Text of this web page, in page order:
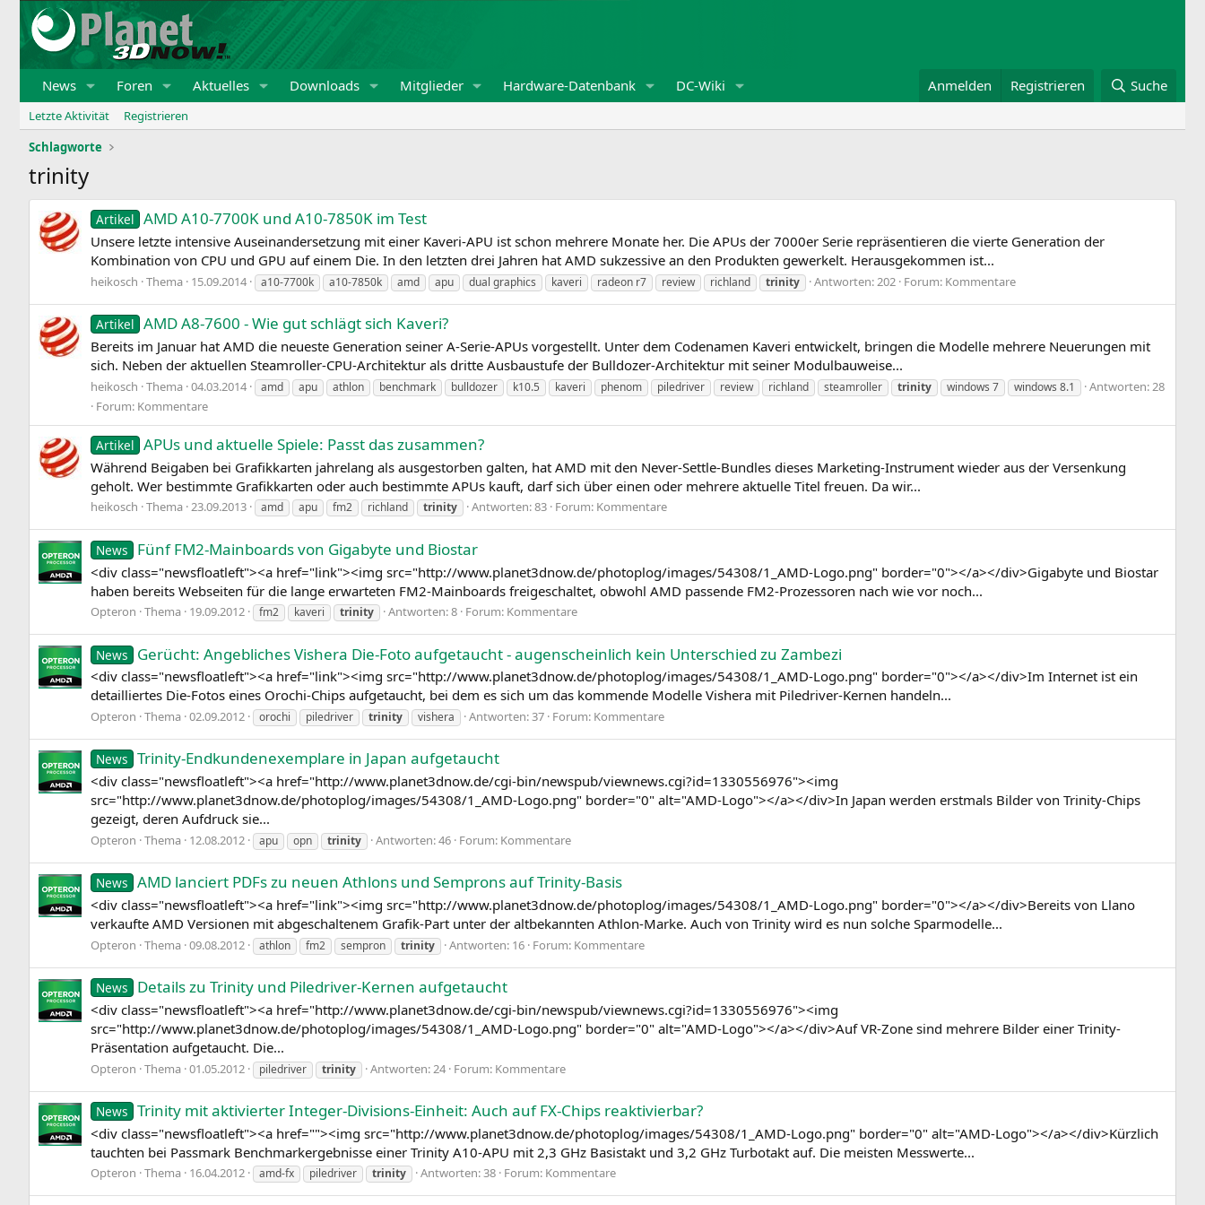
News Foren Aktuelles Downloads Mitglieder Hardware-Datenbank DC-Wiki Anmelden Registrieren Suche
Letzte Aktivität
Registrieren
Schlagworte
trinity
Artikel AMD A10-7700K und A10-7850K im Test
Unsere letzte intensive Auseinandersetzung mit einer Kaveri-APU ist schon mehrere Monate her. Die APUs der 7000er Serie repräsentieren die vierte Generation der
Kombination von CPU und GPU auf einem Die. In den letzten drei Jahren hat AMD sukzessive an den Produkten gewerkelt. Herausgekommen ist...
heikosch Thema 15.09.2014 a10-7700k a10-7850k amd apu dual graphics kaveri radeon r7 review richland trinity Antworten: 202 Forum: Kommentare
Artikel AMD A8-7600 - Wie gut schlägt sich Kaveri?
Bereits im Januar hat AMD die neueste Generation seiner A‑Serie-APUs vorgestellt. Unter dem Codenamen Kaveri entwickelt, bringen die Modelle mehrere Neuerungen mit
sich. Neben der aktuellen Steamroller-CPU-Architektur als dritte Ausbaustufe der Bulldozer-Architektur mit seiner Modulbauweise...
heikosch Thema 04.03.2014 amd apu athlon benchmark bulldozer k10.5 kaveri phenom piledriver review richland steamroller trinity windows 7 windows 8.1
Antworten: 28
Forum: Kommentare
Artikel APUs und aktuelle Spiele: Passt das zusammen?
Während Beigaben bei Grafikkarten jahrelang als ausgestorben galten, hat AMD mit den Never-Settle-Bundles dieses Marketing-Instrument wieder aus der Versenkung
geholt. Wer bestimmte Grafikkarten oder auch bestimmte APUs kauft, darf sich über einen oder mehrere aktuelle Titel freuen. Da wir...
heikosch Thema 23.09.2013 amd apu fm2 richland trinity Antworten: 83 Forum: Kommentare
News Fünf FM2-Mainboards von Gigabyte und Biostar
<div class="newsfloatleft"><a href="link"><img src="http://www.planet3dnow.de/photoplog/images/54308/1_AMD-Logo.png" border="0"></a></div>Gigabyte und Biostar
haben bereits Webseiten für die lange erwarteten FM2-Mainboards freigeschaltet, obwohl AMD passende FM2-Prozessoren nach wie vor noch...
Opteron Thema 19.09.2012 fm2 kaveri trinity Antworten: 8 Forum: Kommentare
News Gerücht: Angebliches Vishera Die-Foto aufgetaucht - augenscheinlich kein Unterschied zu Zambezi
<div class="newsfloatleft"><a href="link"><img src="http://www.planet3dnow.de/photoplog/images/54308/1_AMD-Logo.png" border="0"></a></div>Im Internet ist ein
detailliertes Die-Fotos eines Orochi-Chips aufgetaucht, bei dem es sich um das kommende Modelle Vishera mit Piledriver-Kernen handeln...
Opteron Thema 02.09.2012 orochi piledriver trinity vishera Antworten: 37 Forum: Kommentare
News Trinity-Endkundenexemplare in Japan aufgetaucht
<div class="newsfloatleft"><a href="http://www.planet3dnow.de/cgi-bin/newspub/viewnews.cgi?id=1330556976"><img
src="http://www.planet3dnow.de/photoplog/images/54308/1_AMD-Logo.png" border="0" alt="AMD-Logo"></a></div>In Japan werden erstmals Bilder von Trinity-Chips
gezeigt, deren Aufdruck sie...
Opteron Thema 12.08.2012 apu opn trinity Antworten: 46 Forum: Kommentare
News AMD lanciert PDFs zu neuen Athlons und Semprons auf Trinity-Basis
<div class="newsfloatleft"><a href="link"><img src="http://www.planet3dnow.de/photoplog/images/54308/1_AMD-Logo.png" border="0"></a></div>Bereits von Llano
verkaufte AMD Versionen mit abgeschaltenem Grafik-Part unter der altbekannten Athlon-Marke. Auch von Trinity wird es nun solche Sparmodelle...
Opteron Thema 09.08.2012 athlon fm2 sempron trinity Antworten: 16 Forum: Kommentare
News Details zu Trinity und Piledriver-Kernen aufgetaucht
<div class="newsfloatleft"><a href="http://www.planet3dnow.de/cgi-bin/newspub/viewnews.cgi?id=1330556976"><img
src="http://www.planet3dnow.de/photoplog/images/54308/1_AMD-Logo.png" border="0" alt="AMD-Logo"></a></div>Auf VR-Zone sind mehrere Bilder einer Trinity-
Präsentation aufgetaucht. Die...
Opteron Thema 01.05.2012 piledriver trinity Antworten: 24 Forum: Kommentare
News Trinity mit aktivierter Integer-Divisions-Einheit: Auch auf FX-Chips reaktivierbar?
<div class="newsfloatleft"><a href=""><img src="http://www.planet3dnow.de/photoplog/images/54308/1_AMD-Logo.png" border="0" alt="AMD-Logo"></a></div>Kürzlich
tauchten bei Passmark Benchmarkergebnisse einer Trinity A10-APU mit 2,3 GHz Basistakt und 3,2 GHz Turbotakt auf. Die meisten Messwerte...
Opteron Thema 16.04.2012 amd-fx piledriver trinity Antworten: 38 Forum: Kommentare